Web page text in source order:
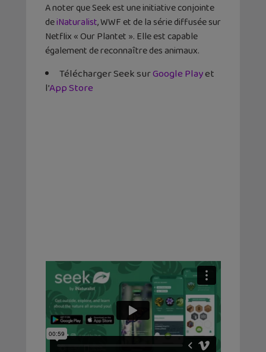
A noter que Seek est une initiative conjointe
deiNaturalist, WWF et de la série diffusée sur
Netflix « Our Plantet ». Elle est capable
également de reconnaître des animaux.
Télécharger Seek surGoogle Playet
l’App Store